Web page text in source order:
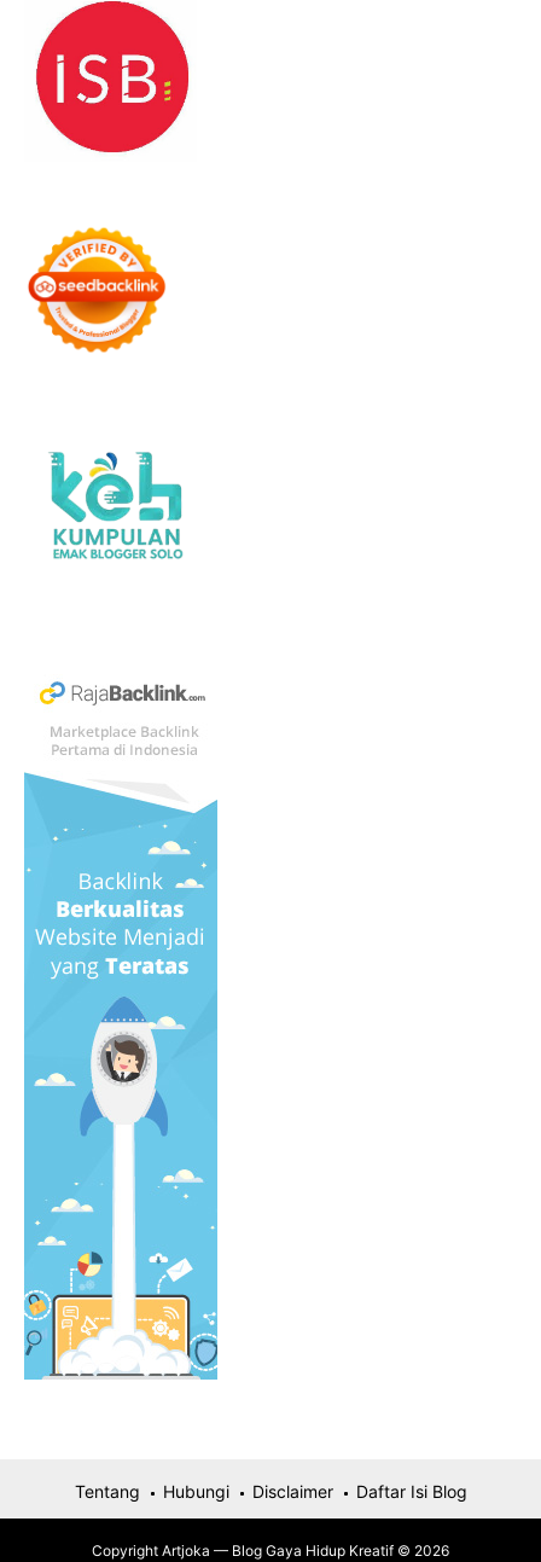
Tentang Hubungi Disclaimer Daftar Isi Blog
Copyright Artjoka — Blog Gaya Hidup Kreatif © 2026